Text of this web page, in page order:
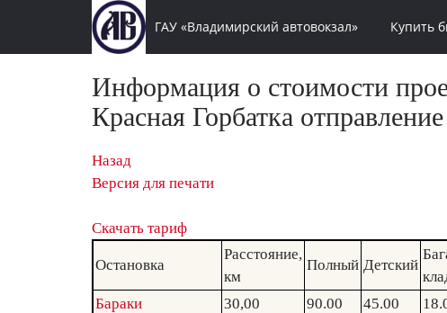
ГАУ «Владимирский автовокзал» Купить
Информация о стоимости
Красная Горбатка
Назад
Версия для печати
Скачать тариф
Остановка
Расстояние,
км
Полный Детский
Бараки
30,00 90.00 45.00